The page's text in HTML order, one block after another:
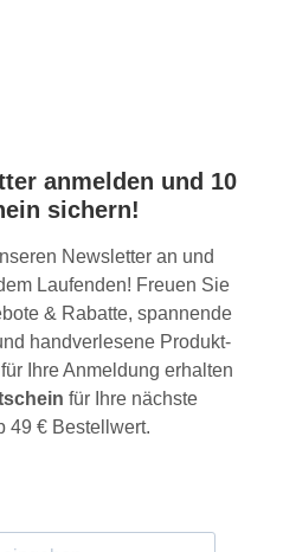
anmelden und 10
sichern!
Newsletter an und
Laufenden! Freuen Sie
& Rabatte, spannende
handverlesene Produkt-
Ihre Anmeldung erhalten
für Ihre nächste
49 € Bestellwert.